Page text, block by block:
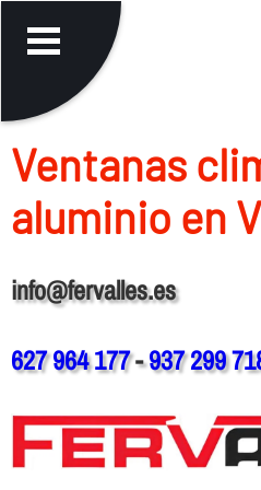
Ventanas
aluminio en
info@fervalles.es
627 964 177-937 299